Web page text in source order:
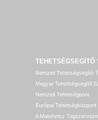
TEHETSÉGSEGÍTŐ
Nemzeti Tehetségsegítő
Magyar Tehetségsegítő
Nemzeti Tehetségpont
Európai Tehetségközpont
A Matehetsz